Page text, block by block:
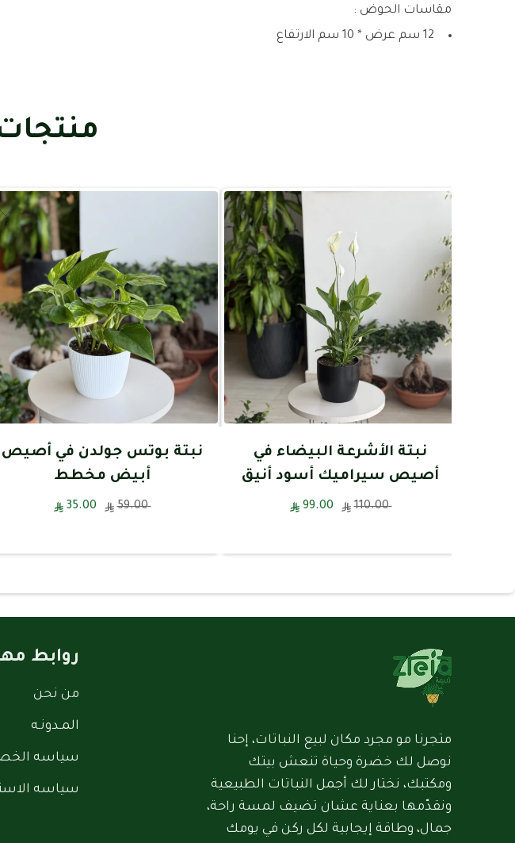
مقاسات الحوض :
12 سم عرض * 10 سم الارتفاع
نبتة الأشرعة البيضاء في
أصيص سيراميك أسود أنيق
110.00
99.00
نبتة بوتس جولدن في أصيص
أبيض مخطط
59.00
35.00
متجرنا مو مجرد مكان لبيع النباتات، إحنا
نوصل لك خضرة وحياة تنعش بيتك
ومكتبك، نختار لك أجمل النباتات الطبيعية
ونقدّمها بعناية عشان تضيف لمسة راحة،
جمال، وطاقة إيجابية لكل ركن في يومك
روابط
من نحن
المـدونـه
سياسه
سياسه